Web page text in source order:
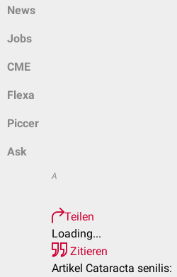
News
Jobs
CME
Flexa
Piccer
Ask
A
Teilen
Loading...
Zitieren
Artikel Cataracta senilis: